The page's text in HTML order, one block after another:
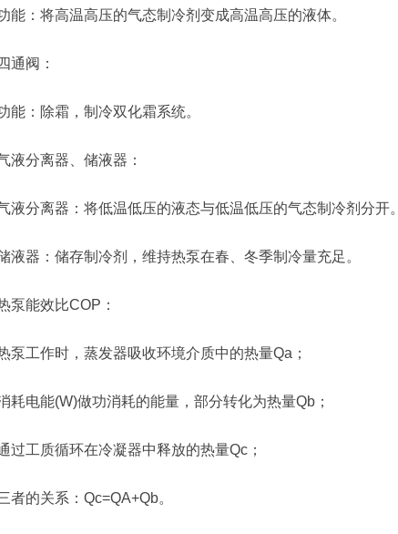
能：将高温高压的气态制冷剂变成高温高压的液体。
通阀：
能：除霜，制冷双化霜系统。
液分离器、储液器：
液分离器：将低温低压的液态与低温低压的气态制冷剂分开。
液器：储存制冷剂，维持热泵在春、冬季制冷量充足。
泵能效比COP：
泵工作时，蒸发器吸收环境介质中的热量Qa；
耗电能(W)做功消耗的能量，部分转化为热量Qb；
过工质循环在冷凝器中释放的热量Qc；
者的关系：Qc=QA+Qb。